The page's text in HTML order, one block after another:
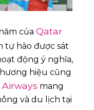
của Qatar
tự hào được sát
động ý nghĩa,
hiệu cũng
mang
và du lịch tại